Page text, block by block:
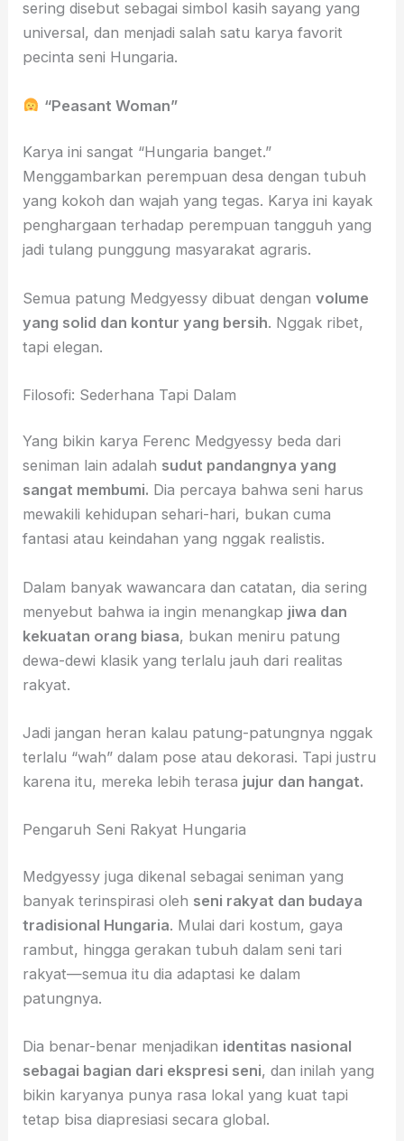
sering disebut sebagai simbol kasih sayang yang
universal, dan menjadi salah satu karya favorit
pecinta seni Hungaria.
“Peasant Woman”
Karya ini sangat “Hungaria banget.”
Menggambarkan perempuan desa dengan tubuh
yang kokoh dan wajah yang tegas. Karya ini kayak
penghargaan terhadap perempuan tangguh yang
jadi tulang punggung masyarakat agraris.
Semua patung Medgyessy dibuat denganvolume
yang solid dan kontur yang bersih. Nggak ribet,
tapi elegan.
Filosofi: Sederhana Tapi Dalam
Yang bikin karya Ferenc Medgyessy beda dari
seniman lain adalah sudut pandangnya yang
sangat membumi. Dia percaya bahwa seni harus
mewakili kehidupan sehari-hari, bukan cuma
fantasi atau keindahan yang nggak realistis.
Dalam banyak wawancara dan catatan, dia sering
menyebut bahwa ia ingin menangkap jiwa dan
kekuatan orang biasa, bukan meniru patung
dewa-dewi klasik yang terlalu jauh dari realitas
rakyat.
Jadi jangan heran kalau patung-patungnya nggak
terlalu “wah” dalam pose atau dekorasi. Tapi justru
karena itu, mereka lebih terasa jujur dan hangat.
Pengaruh Seni Rakyat Hungaria
Medgyessy juga dikenal sebagai seniman yang
banyak terinspirasi oleh seni rakyat dan budaya
tradisional Hungaria. Mulai dari kostum, gaya
rambut, hingga gerakan tubuh dalam seni tari
rakyat—semua itu dia adaptasi ke dalam
patungnya.
Dia benar-benar menjadikan identitas nasional
sebagai bagian dari ekspresi seni, dan inilah yang
bikin karyanya punya rasa lokal yang kuat tapi
tetap bisa diapresiasi secara global.